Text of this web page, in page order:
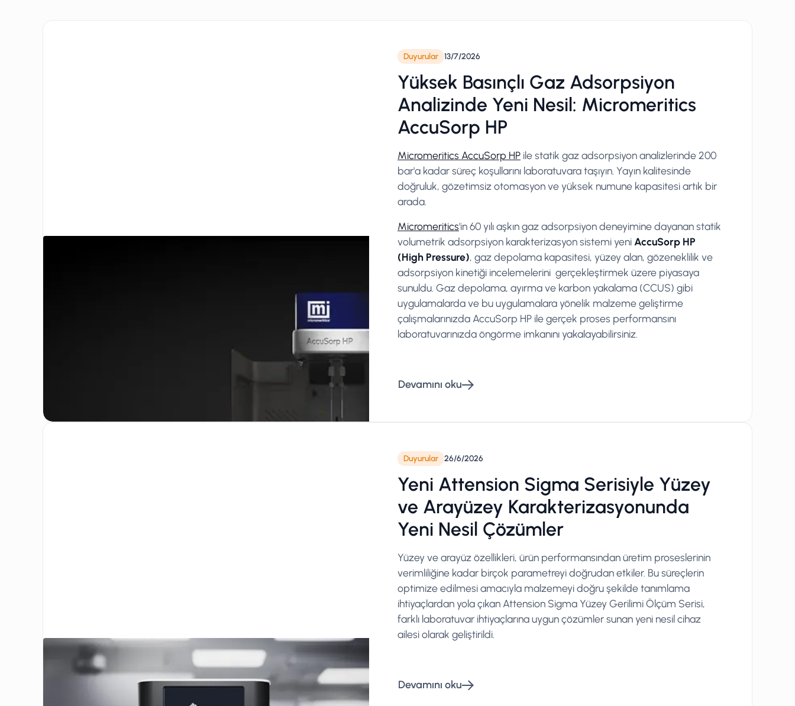
Duyurular 13/7/2026
Yüksek Basınçlı Gaz Adsorpsiyon
Analizinde Yeni Nesil: Micromeritics
AccuSorp HP
Micromeritics AccuSorp HP ile statik gaz adsorpsiyon analizlerinde 200
bar'a kadar süreç koşullarını laboratuvara taşıyın. Yayın kalitesinde
doğruluk, gözetimsiz otomasyon ve yüksek numune kapasitesi artık bir
arada.
Micromeritics'in 60 yılı aşkın gaz adsorpsiyon deneyimine dayanan statik
volumetrik adsorpsiyon karakterizasyon sistemi yeni AccuSorp HP
(High Pressure), gaz depolama kapasitesi, yüzey alan, gözeneklilik ve
adsorpsiyon kinetiği incelemelerini gerçekleştirmek üzere piyasaya
sunuldu. Gaz depolama, ayırma ve karbon yakalama (CCUS) gibi
uygulamalarda ve bu uygulamalara yönelik malzeme geliştirme
çalışmalarınızda AccuSorp HP ile gerçek proses performansını
laboratuvarınızda öngörme imkanını yakalayabilirsiniz.
Devamını oku
Duyurular 26/6/2026
Yeni Attension Sigma Serisiyle Yüzey
ve Arayüzey Karakterizasyonunda
Yeni Nesil Çözümler
Yüzey ve arayüz özellikleri, ürün performansından üretim proseslerinin
verimliliğine kadar birçok parametreyi doğrudan etkiler. Bu süreçlerin
optimize edilmesi amacıyla malzemeyi doğru şekilde tanımlama
ihtiyaçlardan yola çıkan Attension Sigma Yüzey Gerilimi Ölçüm Serisi,
farklı laboratuvar ihtiyaçlarına uygun çözümler sunan yeni nesil cihaz
ailesi olarak geliştirildi.
Devamını oku